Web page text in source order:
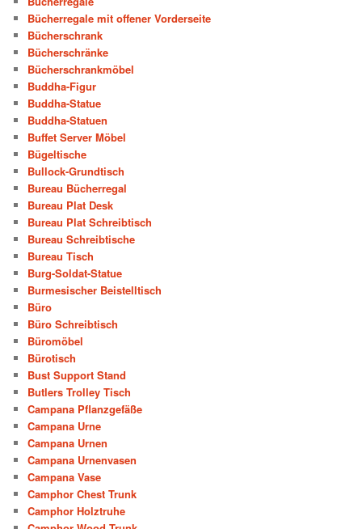
Bücherregale mit offener Vorderseite
Bücherschrank
Bücherschränke
Bücherschrankmöbel
Buddha-Figur
Buddha-Statue
Buddha-Statuen
Buffet Server Möbel
Bügeltische
Bullock-Grundtisch
Bureau Bücherregal
Bureau Plat Desk
Bureau Plat Schreibtisch
Bureau Schreibtische
Bureau Tisch
Burg-Soldat-Statue
Burmesischer Beistelltisch
Büro
Büro Schreibtisch
Büromöbel
Bürotisch
Bust Support Stand
Butlers Trolley Tisch
Campana Pflanzgefäße
Campana Urne
Campana Urnen
Campana Urnenvasen
Campana Vase
Camphor Chest Trunk
Camphor Holztruhe